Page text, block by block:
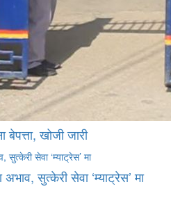
खोजी जारी
सुत्केरी सेवा ‘म्याट्रेस’ मा